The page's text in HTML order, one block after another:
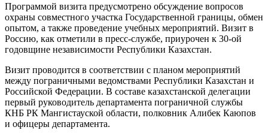
Программой визита предусмотрено обсуждение вопросов
охраны совместного участка Государственной границы, обмен
опытом, а также проведение учебных мероприятий. Визит в
Россию, как отметили в пресс-службе, приурочен к 30-ой
годовщине независимости Республики Казахстан.
Визит проводится в соответствии с планом мероприятий
между пограничными ведомствами Республики Казахстан и
Российской Федерации. В составе казахстанской делегации
первый руководитель департамента пограничной службы
КНБ РК Мангистауской области, полковник Алибек Каюпов
и офицеры департамента.